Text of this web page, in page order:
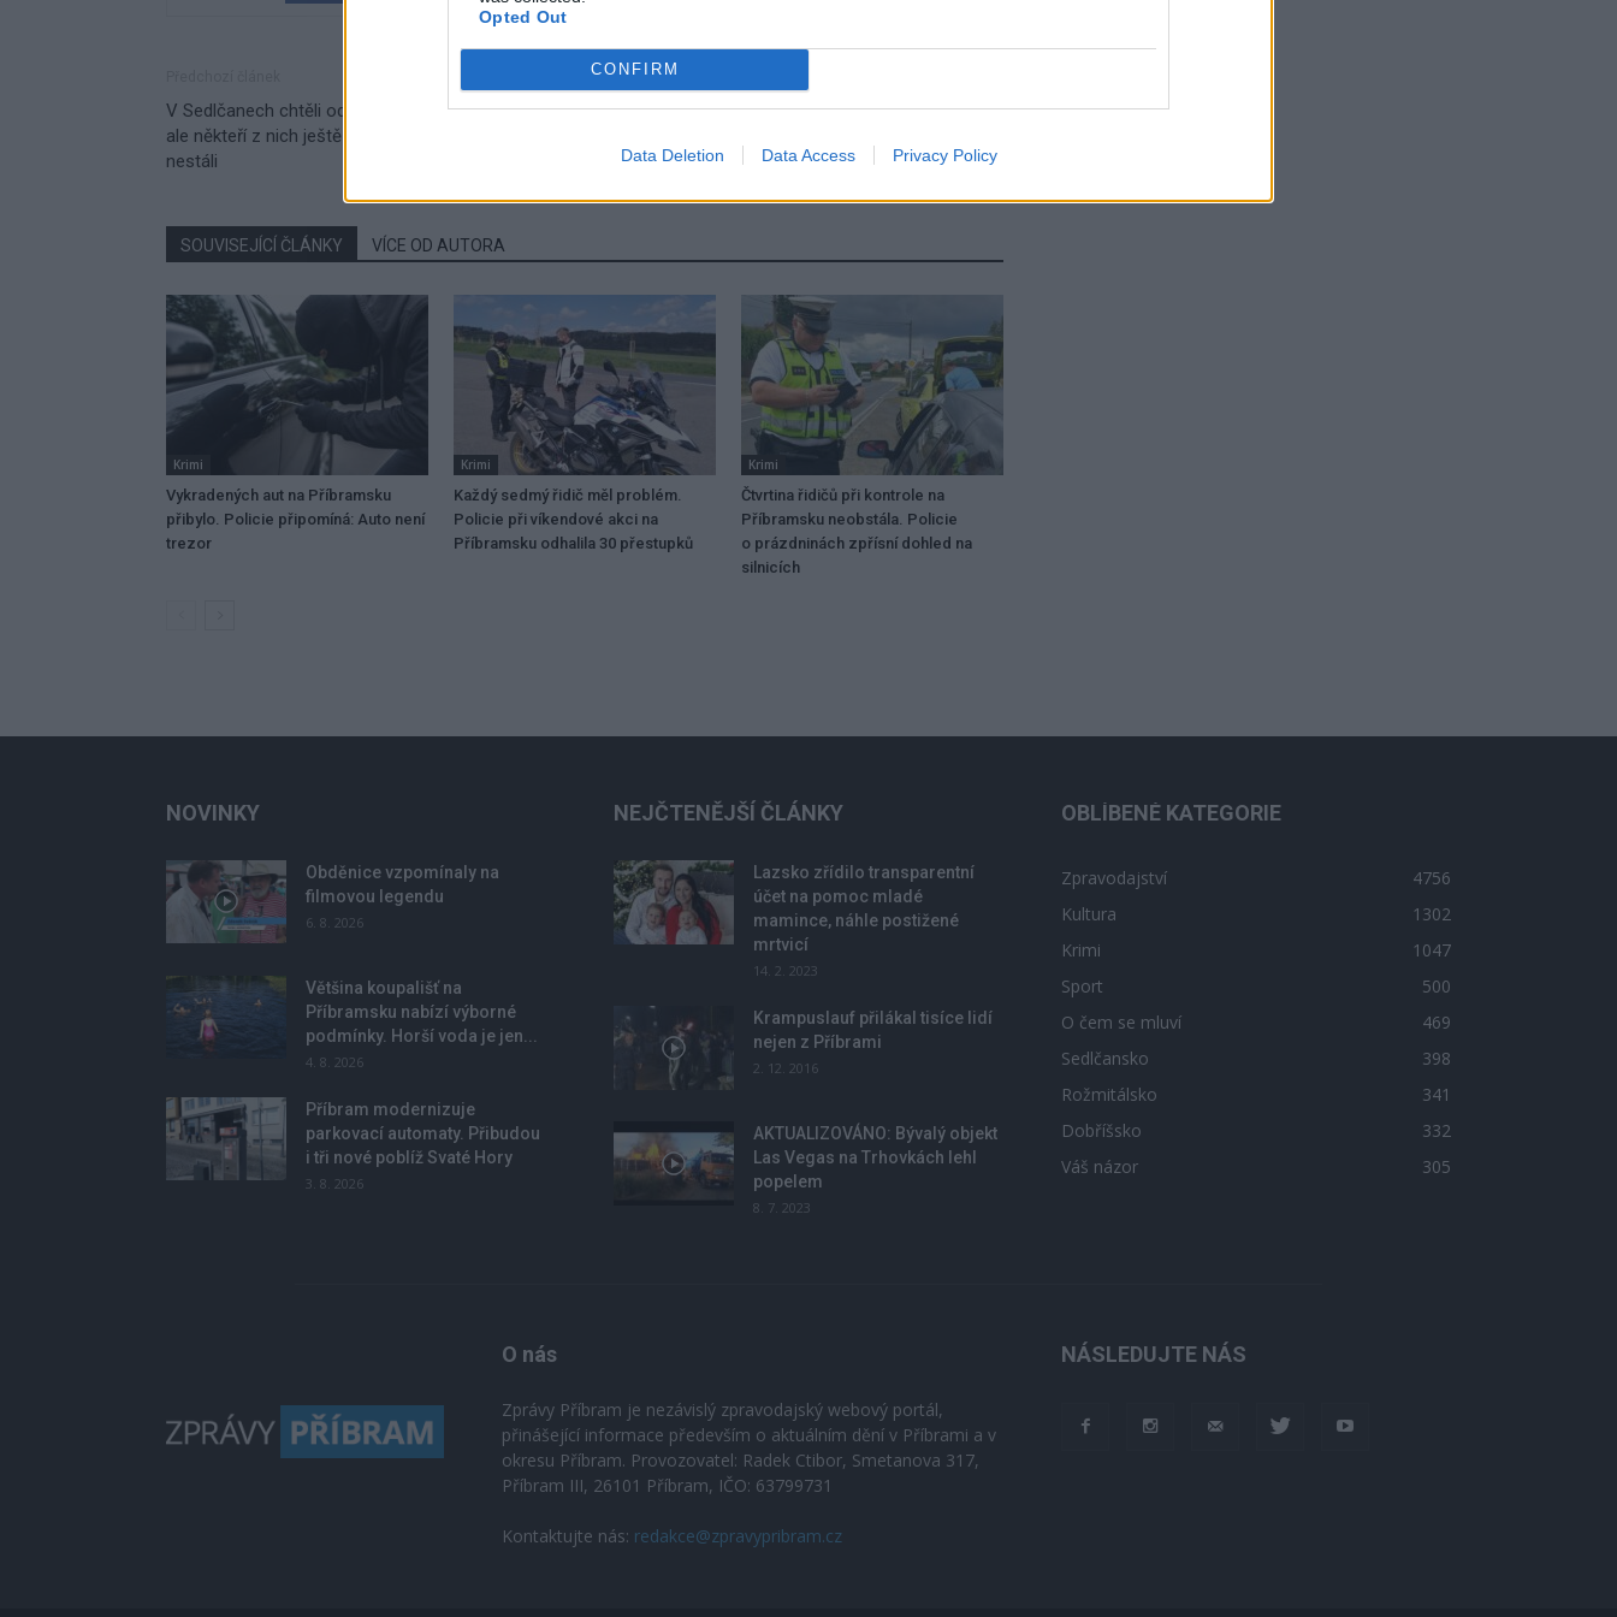
Opted Out
CONFIRM
Data Deletion Data Access Privacy Policy
V Sedlčanech chtěli oddávat všichni zastupitelé,
ale někteří z nich ještě před svatebčany od voleb
nestáli
Na Rynečku jsou dvě nové sportovní sestavy
SOUVISEJÍCÍ ČLÁNKY VÍCE OD AUTORA
Krimi
Vykradených aut na Příbramsku
přibylo. Policie připomíná: Auto není
trezor
Krimi
Každý sedmý řidič měl problém.
Policie při víkendové akci na
Příbramsku odhalila 30 přestupků
Krimi
Čtvrtina řidičů při kontrole na
Příbramsku neobstála. Policie
o prázdninách zpřísní dohled na
silnicích
NOVINKY
Obděnice vzpomínaly na
filmovou legendu
6. 8. 2026
Většina koupališť na
Příbramsku nabízí výborné
podmínky. Horší voda je jen...
4. 8. 2026
Příbram modernizuje
parkovací automaty. Přibudou
i tři nové poblíž Svaté Hory
3. 8. 2026
NEJČTENĚJŠÍ ČLÁNKY
Lazsko zřídilo transparentní
účet na pomoc mladé
mamince, náhle postižené
mrtvicí
14. 2. 2023
Krampuslauf přilákal tisíce lidí
nejen z Příbrami
2. 12. 2016
AKTUALIZOVÁNO: Bývalý objekt
Las Vegas na Trhovkách lehl
popelem
8. 7. 2023
OBLÍBENÉ KATEGORIE
Zpravodajství
4756
Kultura
1302
Krimi
1047
Sport
500
O čem se mluví
469
Sedlčansko
398
Rožmitálsko
341
Dobříšsko
332
Váš názor
305
O nás
Zprávy Příbram je nezávislý zpravodajský webový portál,
přinášející informace především o aktuálním dění v Příbrami a v
okresu Příbram. Provozovatel: Radek Ctibor, Smetanova 317,
Příbram III, 26101 Příbram, IČO: 63799731
Kontaktujte nás: redakce@zpravypribram.cz
NÁSLEDUJTE NÁS